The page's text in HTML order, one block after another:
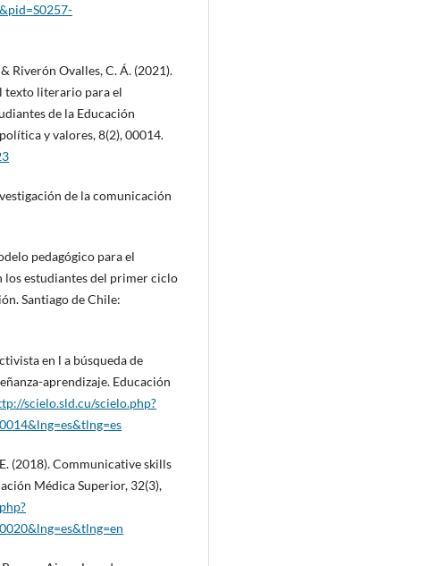
Riverón Ovalles, C. Á. (2021).
texto literario para el
de la Educación
y valores, 8(2), 00014.
de la comunicación
pedagógico para el
los estudiantes del primer ciclo
Santiago de Chile:
en l a búsqueda de
aprendizaje. Educación
scielo.sld.cu/scielo.php?
(2018). Communicative skills
Médica Superior, 32(3),